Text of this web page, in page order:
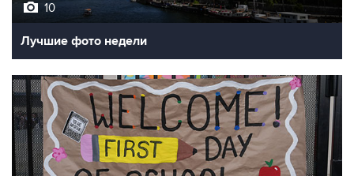
10
Лучшие фото недели